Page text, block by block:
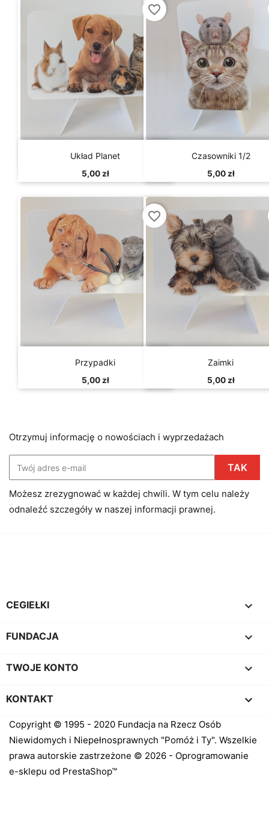
Szybki podgląd
Układ Planet
5,00 zł
favorite_border
Szybki podgląd
Czasowniki 1/2
5,00 zł
Szybki podgląd
Przypadki
5,00 zł
favorite_border
Szybki podgląd
Zaimki
5,00 zł
Otrzymuj informację o nowościach i wyprzedażach
Możesz zrezygnować w każdej chwili. W tym celu należy
odnaleźć szczegóły w naszej informacji prawnej.
CEGIEŁKI 
FUNDACJA 
TWOJE KONTO 
KONTAKT keyboard_arrow_down
Copyright © 1995 - 2020 Fundacja na Rzecz Osób
Niewidomych i Niepełnosprawnych "Pomóż i Ty". Wszelkie
prawa autorskie zastrzeżone © 2026 - Oprogramowanie
e-sklepu od PrestaShop™